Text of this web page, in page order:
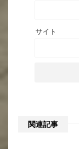
サイト
関連記事